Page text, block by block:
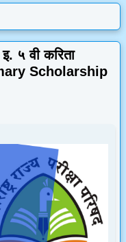
इ. ५ वी करिता
Scholarship